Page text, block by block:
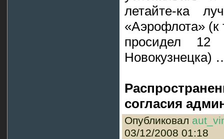
летайте-ка
«Аэрофлота»
просидел 12
Новокузнецка)
согласия
Опубликовал
03/12/2008 01:18